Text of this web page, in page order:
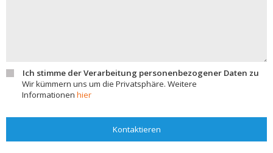
Ich stimme der Verarbeitung personenbezogener Daten zu
Wir kümmern uns um die Privatsphäre. Weitere
Informationen hier
Kontaktieren